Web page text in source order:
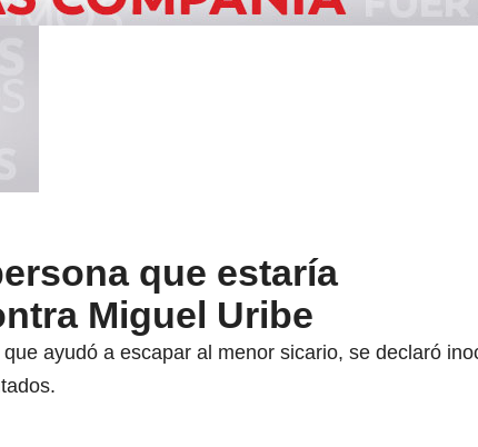
que estaría
Miguel Uribe
ayudó a escapar al menor sicario, se declaró